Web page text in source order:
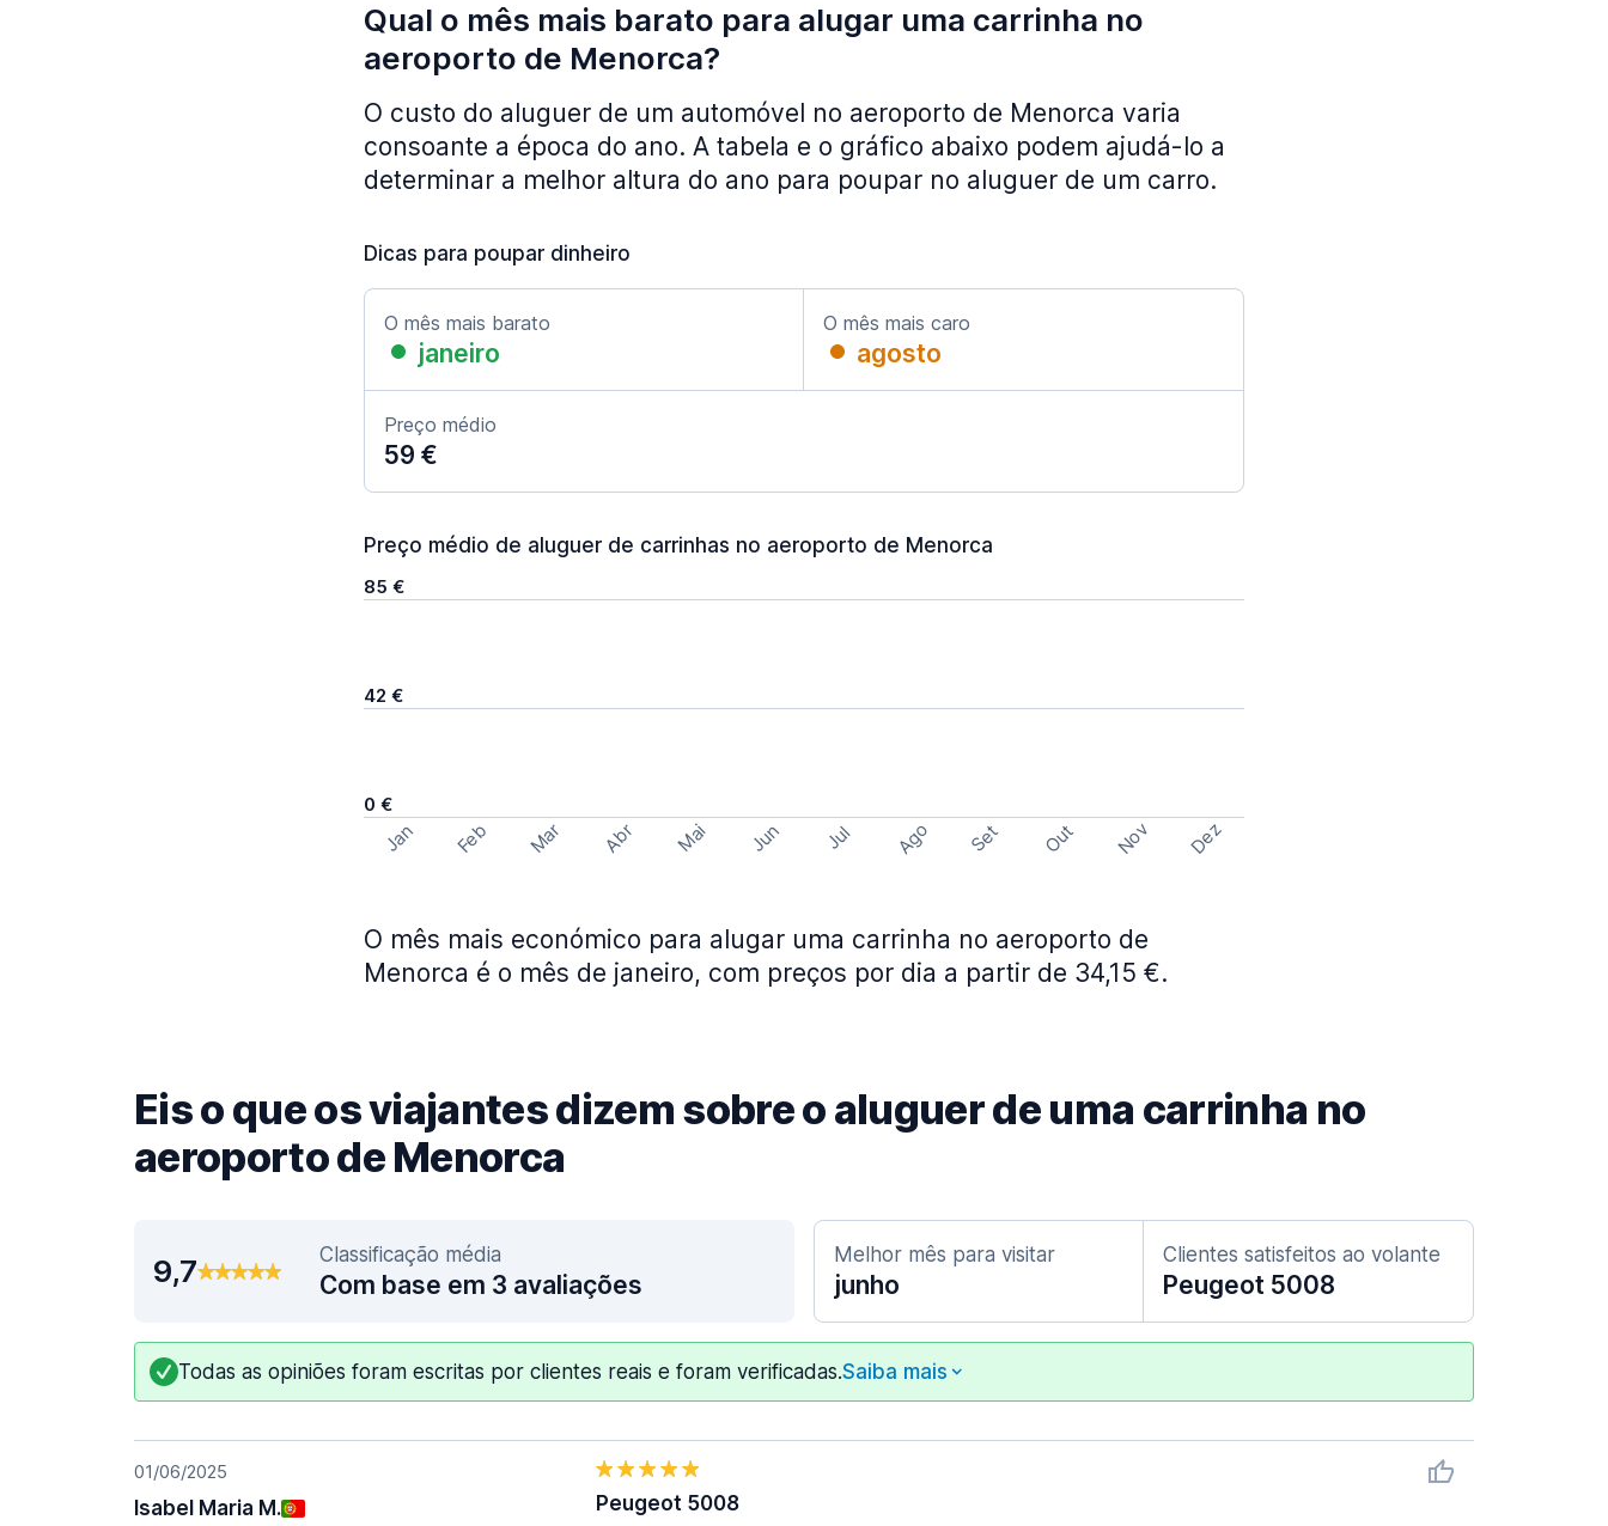
Qual o mês mais barato para alugar uma carrinha no
aeroporto de Menorca?
O custo do aluguer de um automóvel no aeroporto de Menorca varia
consoante a época do ano. A tabela e o gráfico abaixo podem ajudá-lo a
determinar a melhor altura do ano para poupar no aluguer de um carro.
Dicas para poupar dinheiro
O mês mais barato
janeiro
O mês mais caro
agosto
Preço médio
59 €
Preço médio de aluguer de carrinhas no aeroporto de Menorca
85 €
42 €
0 €
Jan Feb Mar Abr Mai Jun Jul Ago Set Out Nov Dez
O mês mais económico para alugar uma carrinha no aeroporto de
Menorca é o mês de janeiro, com preços por dia a partir de 34,15 €.
Eis o que os viajantes dizem sobre o aluguer de uma carrinha no
aeroporto de Menorca
9,7 Classificação média
Com base em 3 avaliações
Melhor mês para visitar
junho
Clientes satisfeitos ao volante
Peugeot 5008
Todas as opiniões foram escritas por clientes reais e foram verificadas.Saiba mais
01/06/2025
Isabel Maria M. Peugeot 5008